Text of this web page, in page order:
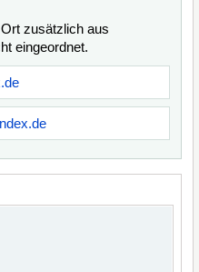
zusätzlich aus
eingeordnet.